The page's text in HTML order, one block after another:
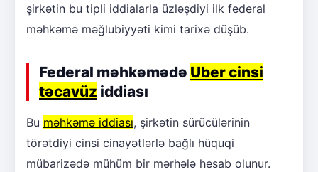
şirkətin bu tipli iddialarla üzləşdiyi ilk federal
məhkəmə məğlubiyyəti kimi tarixə düşüb.
Federal məhkəmədə Uber cinsi
təcavüz iddiası
Bu məhkəmə iddiası, şirkətin sürücülərinin
törətdiyi cinsi cinayətlərlə bağlı hüquqi
mübarizədə mühüm bir mərhələ hesab olunur.